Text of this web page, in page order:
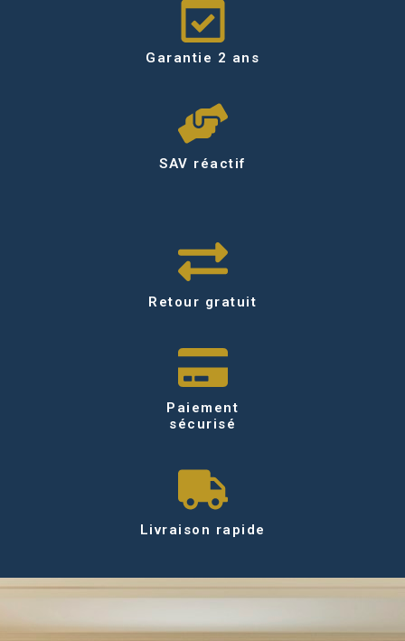
Garantie 2 ans
SAV réactif
Retour gratuit
Paiement
sécurisé
Livraison rapide